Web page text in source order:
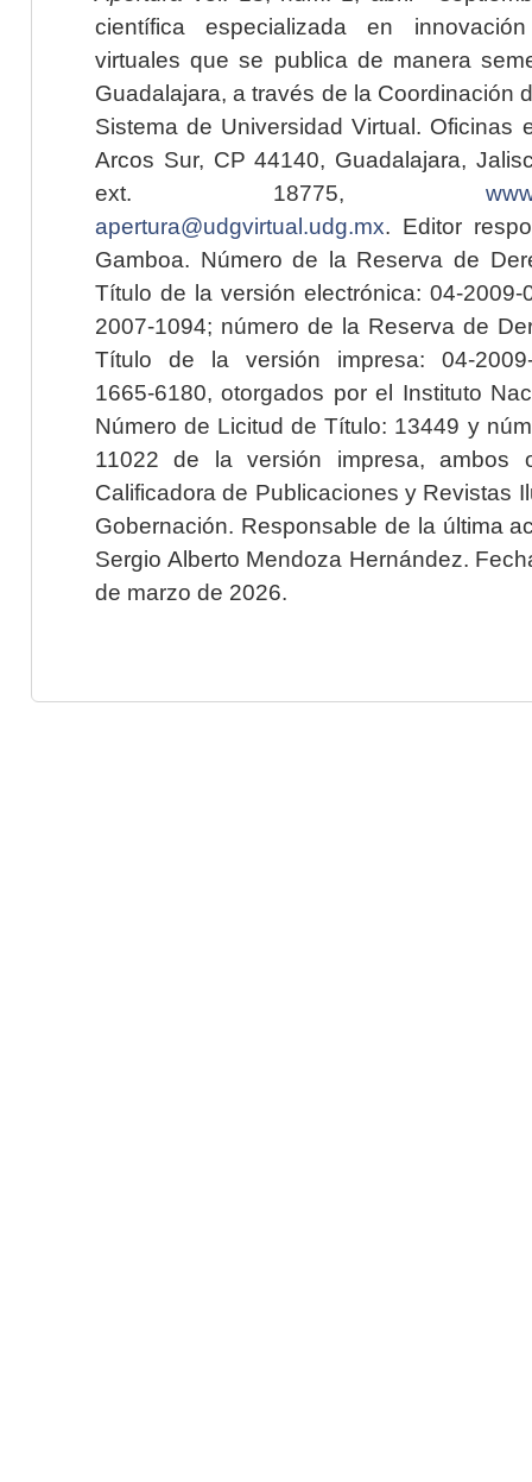
científica especializada en
virtuales que se publica de manera
Guadalajara, a través de la Coordinación
Sistema de Universidad Virtual. Oficinas
Arcos Sur, CP 44140, Guadalajara,
ext. 18775,
apertura@udgvirtual.udg.mx. Editor
Gamboa. Número de la Reserva de
Título de la versión electrónica: 04-2009-
2007-1094; número de la Reserva de
Título de la versión impresa: 04-2009-
1665-6180, otorgados por el Instituto
Número de Licitud de Título: 13449 y
11022 de la versión impresa, ambos
Calificadora de Publicaciones y Revistas
Gobernación. Responsable de la última
Sergio Alberto Mendoza Hernández.
de marzo de 2026.